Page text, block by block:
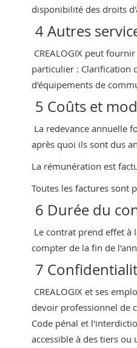
disponibilité des droits
4 Autres
CREALOGIX peut
particulier : Clarification
d'équipements de
5 Coûts et
La redevance annuelle
après quoi ils sont dus
La rémunération est
Toutes les factures sont
6 Durée du
Le contrat prend effet à
compter de la fin de
7
CREALOGIX et ses
devoir professionnel de
Code pénal et
accessible à des tiers